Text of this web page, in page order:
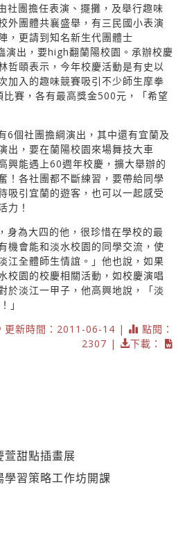
社團擔任表演、擺攤，及舉行趣味
外團體共襄盛舉，有三民國小表演
，更請到知名新生代團體士
演出，要high翻蘭陽校園。承辦校慶
哲頤表示，今年校慶活動是有史以
加入的趣味競賽吸引不少師生摩拳
賽，各有最高獎金500元，「希望
6個社團擔綱演出，其中還有宜蘭及
出，要在蘭陽校園來場舞技大車
興能遇上60週年校慶，擴大舉辦的
！各社團都不斷練習，要帶給同學
吸引宜蘭的遊客，也可以一起感受
力！
身為大四的他，很珍惜在學校的最
機會能和淡水校園的同學交流，使
江全體師生情誼。」他也說，如果
校園的校慶相關活動，如校慶演唱
於淡江一甲子，他高興地說，「淡
」
更新時間：2011-06-14 |
點閱：
2307 |
下載：
萱甜點插畫展
學習策略工作坊開課